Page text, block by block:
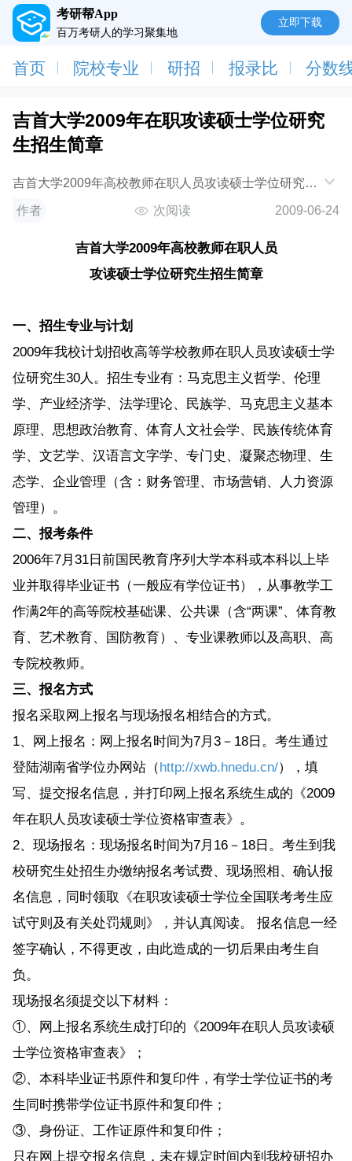
考研帮App
百万考研人的学习聚集地
立即下载
首页 院校专业 研招 报录比 分数
吉首大学2009年在职攻读硕士学位研究
生招生简章
吉首大学2009年高校教师在职人员攻读硕士学位研究生
招生简章 一、招生专业与计划 2009年我校计划招收高
等学校教师在职人员攻读硕士学位研究生30人。招生专
作者 次阅读 2009-06-24
吉首大学2009年高校教师在职人员
攻读硕士学位研究生招生简章
一、招生专业与计划
2009年我校计划招收高等学校教师在职人员攻读硕士学
位研究生30人。招生专业有：马克思主义哲学、伦理
学、产业经济学、法学理论、民族学、马克思主义基本
原理、思想政治教育、体育人文社会学、民族传统体育
学、文艺学、汉语言文字学、专门史、凝聚态物理、生
态学、企业管理（含：财务管理、市场营销、人力资源
管理）。
二、报考条件
2006年7月31日前国民教育序列大学本科或本科以上毕
业并取得毕业证书（一般应有学位证书），从事教学工
作满2年的高等院校基础课、公共课（含“两课”、体育教
育、艺术教育、国防教育）、专业课教师以及高职、高
专院校教师。
三、报名方式
报名采取网上报名与现场报名相结合的方式。
1、网上报名：网上报名时间为7月3－18日。考生通过
登陆湖南省学位办网站（http://xwb.hnedu.cn/），填
写、提交报名信息，并打印网上报名系统生成的《2009
年在职人员攻读硕士学位资格审查表》。
2、现场报名：现场报名时间为7月16－18日。考生到我
校研究生处招生办缴纳报名考试费、现场照相、确认报
名信息，同时领取《在职攻读硕士学位全国联考考生应
试守则及有关处罚规则》，并认真阅读。 报名信息一经
签字确认，不得更改，由此造成的一切后果由考生自
负。
现场报名须提交以下材料：
①、网上报名系统生成打印的《2009年在职人员攻读硕
士学位资格审查表》；
②、本科毕业证书原件和复印件，有学士学位证书的考
生同时携带学位证书原件和复印件；
③、身份证、工作证原件和复印件；
只在网上提交报名信息，未在规定时间内到我校研招办